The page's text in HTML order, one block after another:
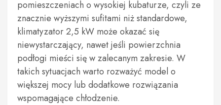
pomieszczeniach o wysokiej kubaturze, czyli ze
znacznie wyższymi sufitami niż standardowe,
klimatyzator 2,5 kW może okazać się
niewystarczający, nawet jeśli powierzchnia
podłogi mieści się w zalecanym zakresie. W
takich sytuacjach warto rozważyć model o
większej mocy lub dodatkowe rozwiązania
wspomagające chłodzenie.